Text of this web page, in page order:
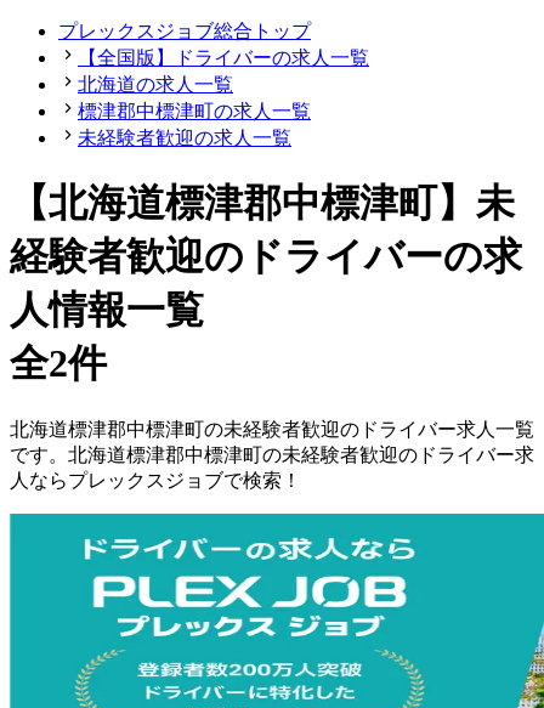
プレックスジョブ総合トップ
【全国版】ドライバーの求人一覧
北海道の求人一覧
標津郡中標津町の求人一覧
未経験者歓迎の求人一覧
【北海道標津郡中標津町】未
経験者歓迎のドライバーの求
人情報一覧
全2件
北海道標津郡中標津町の未経験者歓迎の ドライバー求人一覧
です。 北海道標津郡中標津町の未経験者歓迎の ドライバー求
人ならプレックスジョブで検索！